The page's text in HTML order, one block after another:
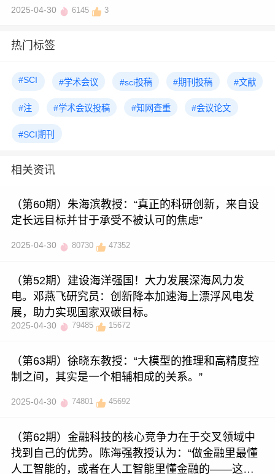
2025-04-30 6145 3
热门标签
#SCI #学术会议 #sci投稿 #期刊投稿 #文献
#注 #学术会议投稿 #知网查重 #会议论文
#SCI期刊
相关资讯
（第60期）朱海滨教授：“真正的科研创新，来自设
定长远目标并甘于承受不被认可的焦虑”
2025-04-30 80730 47352
（第52期）建设海洋强国！大力发展深海风力发
电。邓燕飞研究员：创新降本加速海上漂浮风电发
展，助力实现国家双碳目标。
2025-04-30 79485 15672
（第63期）徐晓东教授：“大模型的推理和高精度控
制之间，其实是一个相辅相成的关系。”
2025-04-30 74801 45692
（第62期）金融科技的核心竞争力在于交叉领域中
找到自己的优势。陈海强教授认为：“做金融里最懂
人工智能的，或者在人工智能里懂金融的——这就